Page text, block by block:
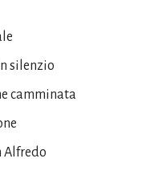
silenzio
camminata
Alfredo